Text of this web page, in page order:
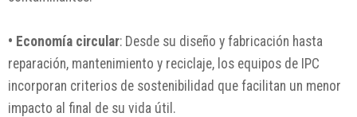
• Economía circular: Desde su diseño y fabricación hasta
reparación, mantenimiento y reciclaje, los equipos de IPC
incorporan criterios de sostenibilidad que facilitan un menor
impacto al final de su vida útil.